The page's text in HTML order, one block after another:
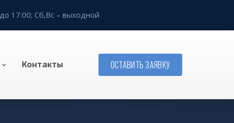
17:00; Сб,Вс – выходной
Контакты ОСТАВИТЬ ЗАЯВКУ